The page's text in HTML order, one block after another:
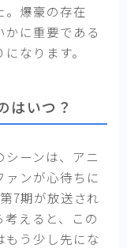
。爆豪の存在
に重要である
なります。
はいつ？
ーンは、アニ
ァンが心待ちに
7期が放送され
えると、この
もう少し先にな